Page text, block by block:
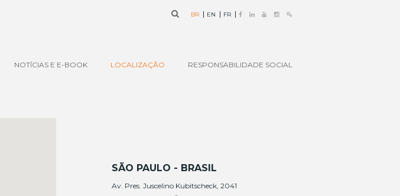
NOTÍCIAS E E-BOOK LOCALIZAÇÃO RESPONSABILIDADE SOCIAL
BR EN FR
SÃO PAULO - BRASIL
Av. Pres. Juscelino Kubitscheck, 2041